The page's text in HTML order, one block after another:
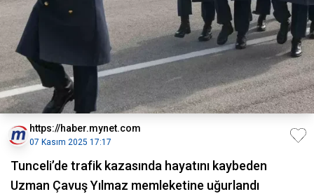
https://haber.mynet.com
07 Kasım 2025 17:17
Tunceli’de trafik kazasında hayatını kaybeden
Uzman Çavuş Yılmaz memleketine uğurlandı